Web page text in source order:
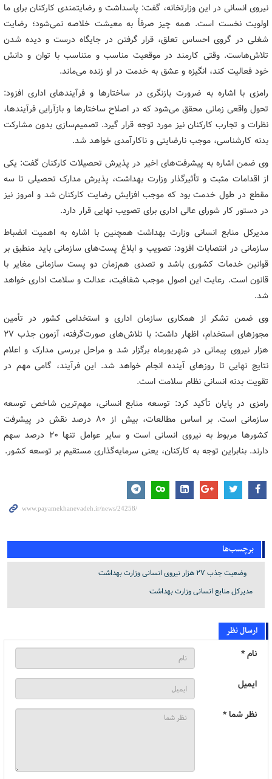
نیروی انسانی در این وزارتخانه، گفت: پاسداشت و رضایتمندی کارکنان برای ما
اولویت نخست است. همه چیز صرفاً به معیشت خلاصه نمی‌شود؛ رضایت
شغلی در گروی احساس تعلق، قرار گرفتن در جایگاه درست و دیده شدن
تلاش‌هاست. وقتی کارمند در موقعیت مناسب و متناسب با توان و دانش
خود فعالیت کند، انگیزه و عشق به خدمت در او زنده می‌ماند.
رامزی با اشاره به ضرورت بازنگری در ساختارها و فرآیندهای اداری افزود:
تحول واقعی زمانی محقق می‌شود که در اصلاح ساختارها و بازآرایی فرآیندها،
نظرات و تجارب کارکنان نیز مورد توجه قرار گیرد. تصمیم‌سازی بدون مشارکت
بدنه کارشناسی، موجب نارضایتی و ناکارآمدی خواهد شد.
وی ضمن اشاره به پیشرفت‌های اخیر در پذیرش تحصیلات کارکنان گفت: یکی
از اقدامات مثبت و تأثیرگذار وزارت بهداشت، پذیرش مدارک تحصیلی تا سه
مقطع در طول خدمت بود که موجب افزایش رضایت کارکنان شد و امروز نیز
در دستور کار شورای عالی اداری برای تصویب نهایی قرار دارد.
مدیرکل منابع انسانی وزارت بهداشت همچنین با اشاره به اهمیت انضباط
سازمانی در انتصابات افزود: تصویب و ابلاغ پست‌های سازمانی باید منطبق بر
قوانین خدمات کشوری باشد و تصدی هم‌زمان دو پست سازمانی مغایر با
قانون است. رعایت این اصول موجب شفافیت، عدالت و سلامت اداری خواهد
شد.
وی ضمن تشکر از همکاری سازمان اداری و استخدامی کشور در تأمین
مجوزهای استخدام، اظهار داشت: با تلاش‌های صورت‌گرفته، آزمون جذب ۲۷
هزار نیروی پیمانی در شهریورماه برگزار شد و مراحل بررسی مدارک و اعلام
نتایج نهایی تا روزهای آینده انجام خواهد شد. این فرآیند، گامی مهم در
تقویت بدنه انسانی نظام سلامت است.
رامزی در پایان تأکید کرد: توسعه منابع انسانی، مهم‌ترین شاخص توسعه
سازمانی است. بر اساس مطالعات، بیش از ۸۰ درصد نقش در پیشرفت
کشورها مربوط به نیروی انسانی است و سایر عوامل تنها ۲۰ درصد سهم
دارند. بنابراین توجه به کارکنان، یعنی سرمایه‌گذاری مستقیم بر توسعه کشور.
برچسب‌ها
وضعیت جذب ۲۷ هزار نیروی انسانی وزارت بهداشت
مدیرکل منابع انسانی وزارت بهداشت
ارسال نظر
نام *
ایمیل
نظر شما *